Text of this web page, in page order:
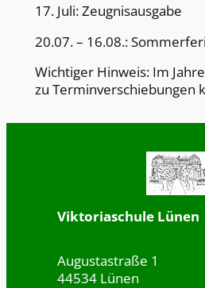
17. Juli: Zeugnisausgabe
20.07. – 16.08.:
Wichtiger Hinweis: Im
zu Terminverschiebungen
Viktoriaschule Lünen
Augustastraße 1
44534 Lünen